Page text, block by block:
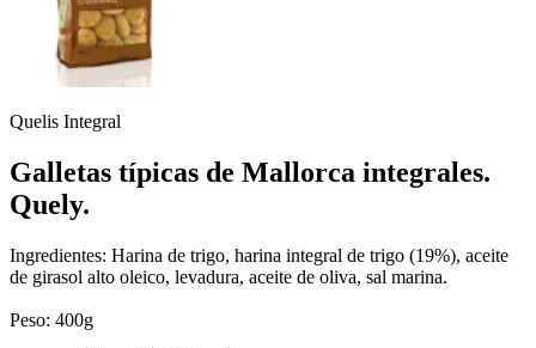
Quelis Integral
Galletas típicas de Mallorca integrales.
Quely.
Ingredientes: Harina de trigo, harina integral de trigo (19%), aceite
de girasol alto oleico, levadura, aceite de oliva, sal marina.
Peso: 400g